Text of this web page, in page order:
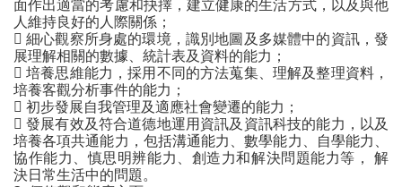
面作出適當的考慮和抉擇，建立健康的生活方式，以及與他
人維持良好的人際關係；
 細心觀察所身處的環境，識別地圖及多媒體中的資訊，發
展理解相關的數據、統計表及資料的能力；
 培養思維能力，採用不同的方法蒐集、理解及整理資料，
培養客觀分析事件的能力；
 初步發展自我管理及適應社會變遷的能力；
 發展有效及符合道德地運用資訊及資訊科技的能力，以及
培養各項共通能力，包括溝通能力、數學能力、自學能力、
協作能力、慎思明辨能力、創造力和解決問題能力等， 解
決日常生活中的問題。